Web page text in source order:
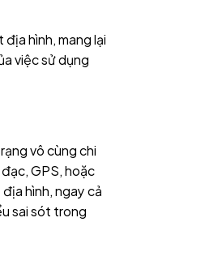
hình, mang lại
việc sử dụng
vô cùng chi
GPS, hoặc
hình, ngay cả
sai sót trong